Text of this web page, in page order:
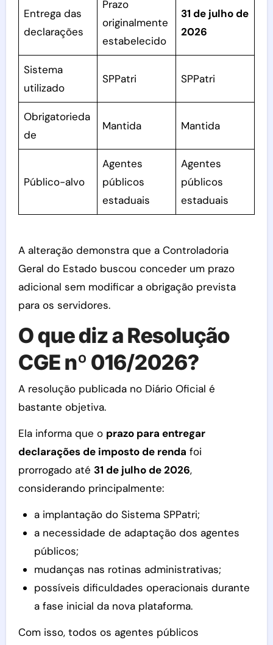
Entrega das
declarações
Prazo
originalmente
estabelecido
31 de julho de
2026
Sistema
utilizado
SPPatri SPPatri
Obrigatorieda
de
Mantida Mantida
Público-alvo
Agentes
públicos
estaduais
Agentes
públicos
estaduais
A alteração demonstra que a Controladoria
Geral do Estado buscou conceder um prazo
adicional sem modificar a obrigação prevista
para os servidores.
O que diz a Resolução
CGE nº 016/2026?
A resolução publicada no Diário Oficial é
bastante objetiva.
Ela informa que o prazo para entregar
declarações de imposto de renda foi
prorrogado até 31 de julho de 2026,
considerando principalmente:
a implantação do Sistema SPPatri;
a necessidade de adaptação dos agentes
públicos;
mudanças nas rotinas administrativas;
possíveis dificuldades operacionais durante
a fase inicial da nova plataforma.
Com isso, todos os agentes públicos